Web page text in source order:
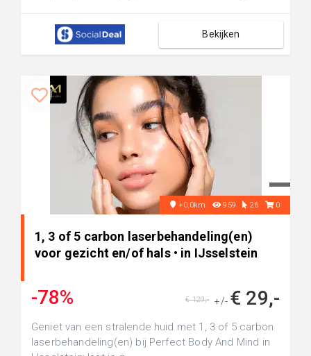
Bekijken
+0.0km 959 26 0
1, 3 of 5 carbon laserbehandeling(en)
voor gezicht en/of hals • in IJsselstein
-78% +/- € 29,-
€ 129,-
Geniet van een stralende huid met 1, 3 of 5 carbon
laserbehandeling(en) bij Perfect Body And Mind in